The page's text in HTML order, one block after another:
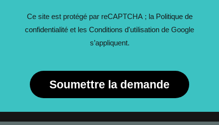
Ce site est protégé par reCAPTCHA ; la Politique de
confidentialité et les Conditions d'utilisation de Google
s’appliquent.
Soumettre la demande